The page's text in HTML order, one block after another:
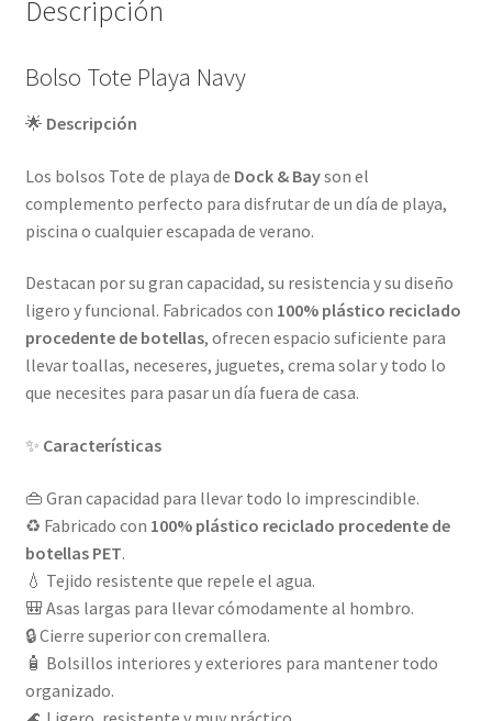
Descripción
Bolso Tote Playa Navy
🌟 Descripción
Los bolsos Tote de playa de Dock & Bayson el
complemento perfecto para disfrutar de un día de playa,
piscina o cualquier escapada de verano.
Destacan por su gran capacidad, su resistencia y su diseño
ligero y funcional. Fabricados con 100% plástico reciclado
procedente de botellas, ofrecen espacio suficiente para
llevar toallas, neceseres, juguetes, crema solar y todo lo
que necesites para pasar un día fuera de casa.
✨ Características
👜 Gran capacidad para llevar todo lo imprescindible.
♻️ Fabricado con 100% plástico reciclado procedente de
botellas PET.
💧 Tejido resistente que repele el agua.
🎒 Asas largas para llevar cómodamente al hombro.
🔒 Cierre superior con cremallera.
🧴 Bolsillos interiores y exteriores para mantener todo
organizado.